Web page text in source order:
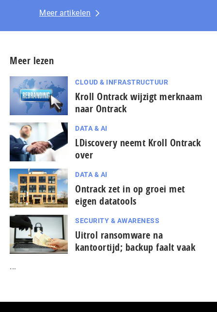
Meer artikelen
Meer lezen
CLOUD & INFRASTRUCTUUR
Kroll Ontrack wijzigt merknaam
naar Ontrack
DATA & AI
LDiscovery neemt Kroll Ontrack
over
DATA & AI
Ontrack zet in op groei met
eigen datatools
SECURITY & AWARENESS
Uitrol ransomware na
kantoortijd; backup faalt vaak
...